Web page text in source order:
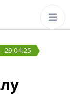
29.04.25